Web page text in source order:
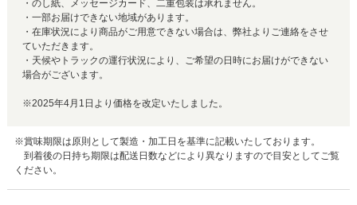
・のし紙、メッセージカード、二重包装は承れません。
・一部お届けできない地域があります。
・在庫状況により商品がご用意できない場合は、弊社よりご連絡をさせ
ていただきます。
・天候やトラックの運行状況により、ご希望の日時にお届けができない
場合がございます。
※2025年4月1日より価格を改定いたしました。
※賞味期限は原則として製造・加工日を基準に記載いたしております。
到着後の日持ち期限は配送日数などにより異なりますので目安としてご覧
ください。